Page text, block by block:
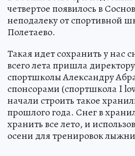
четвертое появилось в
неподалеку от спортивной
Полетаево.
Такая идет сохранить у нас
всего лета пришла
спортшколы Александру
спонсорами (спортшкола I
начали строить такое
прошлого года. Снег в
хранить все лето, и
осени для тренировок